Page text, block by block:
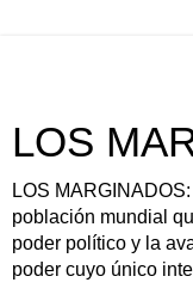
LOS
LOS
población mundial
poder político y la
poder cuyo único